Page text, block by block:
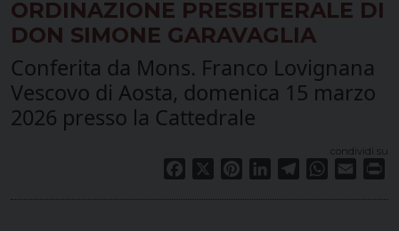
ORDINAZIONE PRESBITERALE DI
DON SIMONE GARAVAGLIA
Conferita da Mons. Franco Lovignana
Vescovo di Aosta, domenica 15 marzo
2026 presso la Cattedrale
condividi su
Facebook PinterestLinkedInTelegramWhatsApp
Email